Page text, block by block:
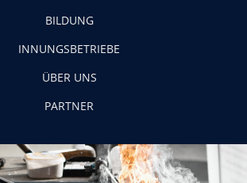
BILDUNG
INNUNGSBETRIEBE
ÜBER UNS
PARTNER